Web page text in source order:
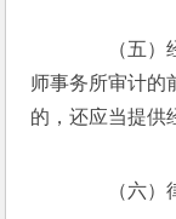
（五）经
师事务所审计的
的，还应当提供
（六）律